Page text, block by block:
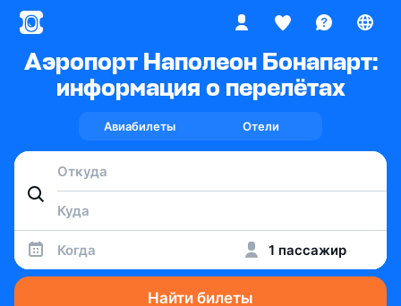
Аэропорт Наполеон Бонапарт:
информация о перелётах
Авиабилеты Отели
Когда 1 пассажир
Найти билеты